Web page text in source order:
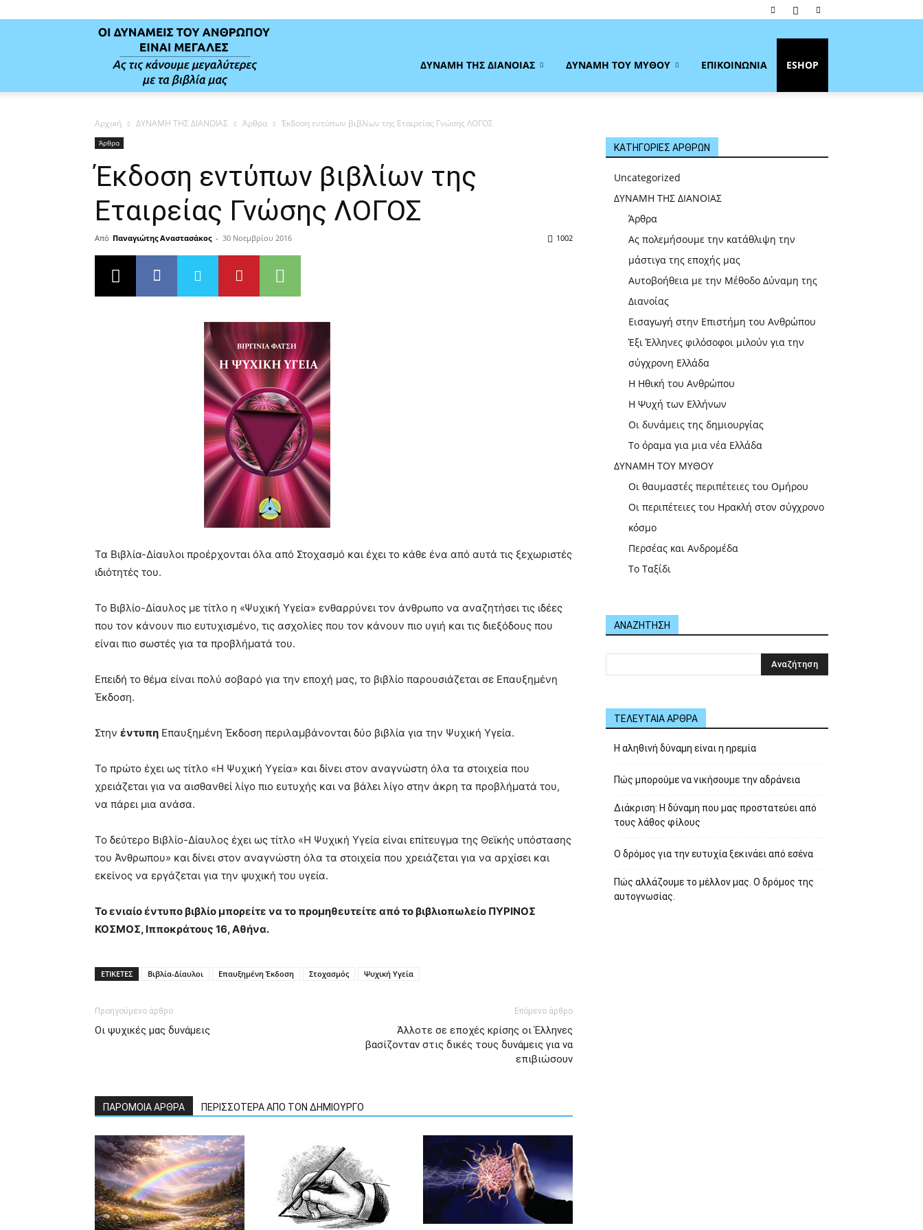
της
ΔΥΝΑΜΗ ΤΗΣ ΔΙΑΝΟΙΑΣ ΔΥΝΑΜΗ ΤΟΥ ΜΥΘΟΥ ΕΠΙΚΟΙΝΩΝΙΑ ESHOP
Αρχική ΔΥΝΑΜΗ ΤΗΣ ΔΙΑΝΟΙΑΣ Άρθρα Έκδοση εντύπων βιβλίων της Εταιρείας Γνώσης ΛΟΓΟΣ
Άρθρα
Έκδοση εντύπων βιβλίων της
Εταιρείας Γνώσης ΛΟΓΟΣ
Από Παναγιώτης Αναστασάκος - 30 Νοεμβρίου 2016 1002
Τα Βιβλία-Δίαυλοι προέρχονται όλα από Στοχασμό και έχει το κάθε ένα από αυτά τις ξεχωριστές
ιδιότητές του.
Το Βιβλίο-Δίαυλος με τίτλο η «Ψυχική Υγεία» ενθαρρύνει τον άνθρωπο να αναζητήσει τις ιδέες
που τον κάνουν πιο ευτυχισμένο, τις ασχολίες που τον κάνουν πιο υγιή και τις διεξόδους που
είναι πιο σωστές για τα προβλήματά του.
Επειδή το θέμα είναι πολύ σοβαρό για την εποχή μας, το βιβλίο παρουσιάζεται σε Επαυξημένη
Έκδοση.
Στην έντυπη Επαυξημένη Έκδοση περιλαμβάνονται δύο βιβλία για την Ψυχική Υγεία.
Το πρώτο έχει ως τίτλο «Η Ψυχική Υγεία» και δίνει στον αναγνώστη όλα τα στοιχεία που
χρειάζεται για να αισθανθεί λίγο πιο ευτυχής και να βάλει λίγο στην άκρη τα προβλήματά του,
να πάρει μια ανάσα.
Το δεύτερο Βιβλίο-Δίαυλος έχει ως τίτλο «Η Ψυχική Υγεία είναι επίτευγμα της Θεϊκής υπόστασης
του Άνθρωπου» και δίνει στον αναγνώστη όλα τα στοιχεία που χρειάζεται για να αρχίσει και
εκείνος να εργάζεται για την ψυχική του υγεία.
Το ενιαίο έντυπο βιβλίο μπορείτε να το προμηθευτείτε από το βιβλιοπωλείο ΠΥΡΙΝΟΣ
ΚΟΣΜΟΣ, Ιπποκράτους 16, Αθήνα.
ΕΤΙΚΕΤΕΣ Βιβλία-Δίαυλοι Επαυξημένη Έκδοση Στοχασμός Ψυχική Υγεία
Προηγούμενο άρθρο
Οι ψυχικές μας δυνάμεις
Επόμενο άρθρο
Άλλοτε σε εποχές κρίσης οι Έλληνες
βασίζονταν στις δικές τους δυνάμεις για να
επιβιώσουν
ΠΑΡΟΜΟΙΑ ΑΡΘΡΑ ΠΕΡΙΣΣΟΤΕΡΑ ΑΠΟ ΤΟΝ ΔΗΜΙΟΥΡΓΟ
ΚΑΤΗΓΟΡΙΕΣ ΑΡΘΡΩΝ
Uncategorized
ΔΥΝΑΜΗ ΤΗΣ ΔΙΑΝΟΙΑΣ
Άρθρα
Ας πολεμήσουμε την κατάθλιψη την
μάστιγα της εποχής μας
Αυτοβοήθεια με την Μέθοδο Δύναμη της
Διανοίας
Εισαγωγή στην Επιστήμη του Ανθρώπου
Έξι Έλληνες φιλόσοφοι μιλούν για την
σύγχρονη Ελλάδα
Η Ηθική του Ανθρώπου
Η Ψυχή των Ελλήνων
Οι δυνάμεις της δημιουργίας
Το όραμα για μια νέα Ελλάδα
ΔΥΝΑΜΗ ΤΟΥ ΜΥΘΟΥ
Οι θαυμαστές περιπέτειες του Ομήρου
Οι περιπέτειες του Ηρακλή στον σύγχρονο
κόσμο
Περσέας και Ανδρομέδα
Το Ταξίδι
ΑΝΑΖΗΤΗΣΗ
ΤΕΛΕΥΤΑΙΑ ΑΡΘΡΑ
Η αληθινή δύναμη είναι η ηρεμία
Πώς μπορούμε να νικήσουμε την αδράνεια
Διάκριση: Η δύναμη που μας προστατεύει από
τους λάθος φίλους
Ο δρόμος για την ευτυχία ξεκινάει από εσένα
Πώς αλλάζουμε το μέλλον μας. Ο δρόμος της
αυτογνωσίας.